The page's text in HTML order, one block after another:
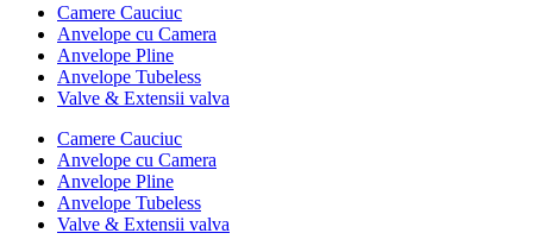
Camere Cauciuc
Anvelope cu Camera
Anvelope Pline
Anvelope Tubeless
Valve & Extensii valva
Camere Cauciuc
Anvelope cu Camera
Anvelope Pline
Anvelope Tubeless
Valve & Extensii valva